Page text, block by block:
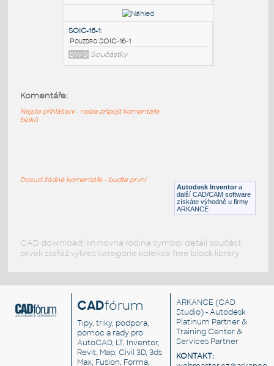
IO 16 DIP:
IO 16 DIP, editovateľný názov cez text reliéfu
IPT Součástky
Pouzdro SOIC-16-1
Autodesk Inventor a
další CAD/CAM software
získáte výhodně u firmy
ARKANCE
Komentáře:
Nejste přihlášeni - nelze připojit komentáře
bloků
Dosud žádné komentáře - buďte první
CAD download: knihovna rodina symbol detail součást
prvek stafáž výkres kategorie kolekce free block library
CADfórum
Tipy, triky, podpora,
pomoc a rady pro
AutoCAD, LT, Inventor,
Revit, Map, Civil 3D, 3ds
Max, Fusion, Forma,
ARKANCE (CAD
Studio) - Autodesk
Platinum Partner &
Training Center &
Services Partner
KONTAKT: